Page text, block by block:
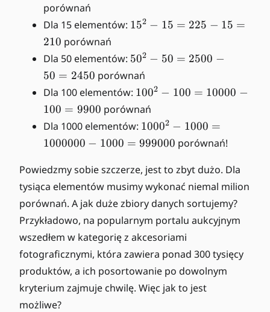
)
=
n
^
2
n
-
=
2
-
5
=
2
porównań
Dla 15 elementów: 1
2
-
1
5
2
2
-
1
5
=
1
0
152 − 15 = 225 − 15 =
210 porównań
Dla 50 elementów: 5
0
2
-
5
0
2
5
0
-
5
0
2
4
502 − 50 = 2500 −
50 = 2450 porównań
Dla 100 elementów: 1
0
^
2
1
0
0
=
1
0
0
0
0
1002 − 100 = 10000 −
100 = 9900 porównań
Dla 1000 elementów: 1
0
0
^
2
-
1
0
0
=
1
10002 − 1000 =
1000000 − 1000 = 999000 porównań!
Powiedzmy sobie szczerze, jest to zbyt dużo. Dla
tysiąca elementów musimy wykonać niemal milion
porównań. A jak duże zbiory danych sortujemy?
Przykładowo, na popularnym portalu aukcyjnym
wszedłem w kategorię z akcesoriami
fotograficznymi, która zawiera ponad 300 tysięcy
produktów, a ich posortowanie po dowolnym
kryterium zajmuje chwilę. Więc jak to jest
możliwe?